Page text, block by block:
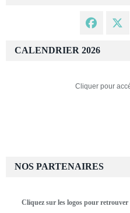
CALENDRIER 2026
Cliquer pour
NOS PARTENAIRES
Cliquez sur les logos pour